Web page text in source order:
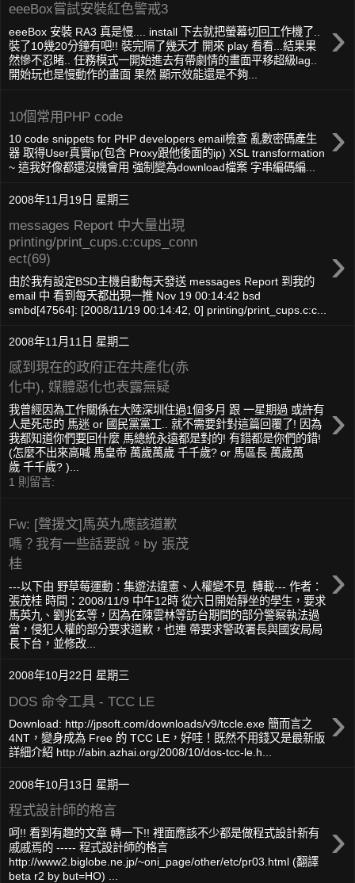
eeeBox嘗試安裝紅色警戒3
›
eeeBox 安裝 RA3 真是慢.... install 下去就把螢幕切回工作機了..
裝了10幾20分鐘有吧!! 裝完隔了幾天才 開來 play 看看...結果果
然慘不忍睹.. 任務模式一開始進去有帶劇情的畫面平移超級lag..
開始玩也是慢動作的畫面 果然 顯示效能還是不夠...
10個常用PHP code ›
10 code snippets for PHP developers email檢查 亂數密碼產生
器 取得User真實ip(包含 Proxy跟他後面的ip) XSL transformation
~ 這我好像都還沒機會用 強制變為download檔案 字串編碼編...
2008年11月19日 星期三
messages Report 中大量出現
printing/print_cups.c:cups_conn
ect(69)
›
由於我有設定BSD主機自動每天發送 messages Report 到我的
email 中 看到每天都出現一推 Nov 19 00:14:42 bsd
smbd[47564]: [2008/11/19 00:14:42, 0] printing/print_cups.c:c...
2008年11月11日 星期二
感到現在的政府正在共產化(赤
化中), 媒體惡化也表露無疑
›
我曾經因為工作關係在大陸深圳住過1個多月 跟 一星期過 或許有
人是死忠的 馬迷 or 國民黨黨工.. 就不需要針對這篇回覆了! 因為
我都知道你們要回什麼 馬總統永遠都是對的! 有錯都是你們的錯!
(怎麼不出來高喊 馬皇帝 萬歲萬歲 千千歲? or 馬區長 萬歲萬
歲 千千歲? )...
1 則留言:
Fw: [聲援文]馬英九應該道歉
嗎？我有一些話要說。by 張茂
桂
›
---以下由 野草莓運動：集遊法違憲、人權變不見 轉載--- 作者：
張茂桂 時間：2008/11/9 中午12時 從六日開始靜坐的學生，要求
馬英九、劉兆玄等，因為在陳雲林等訪台期間的部分警察執法過
當，侵犯人權的部分要求道歉，也連 帶要求警政署長與國安局局
長下台，並修改...
2008年10月22日 星期三
DOS 命令工具 - TCC LE ›
Download: http://jpsoft.com/downloads/v9/tccle.exe 簡而言之
4NT，變身成為 Free 的 TCC LE，好哇！既然不用錢又是最新版
詳細介紹 http://abin.azhai.org/2008/10/dos-tcc-le.h...
2008年10月13日 星期一
程式設計師的格言
›
呵!! 看到有趣的文章 轉一下!! 裡面應該不少都是做程式設計新有
戚戚焉的 ----- 程式設計師的格言
http://www2.biglobe.ne.jp/~oni_page/other/etc/pr03.html (翻譯
beta r2 by but=HO) ...